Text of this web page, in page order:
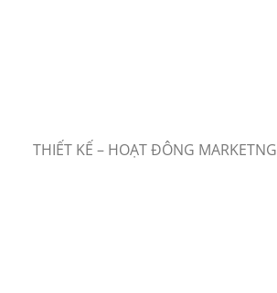
THIẾT KẾ – HOẠT ĐÔNG MARKETNG